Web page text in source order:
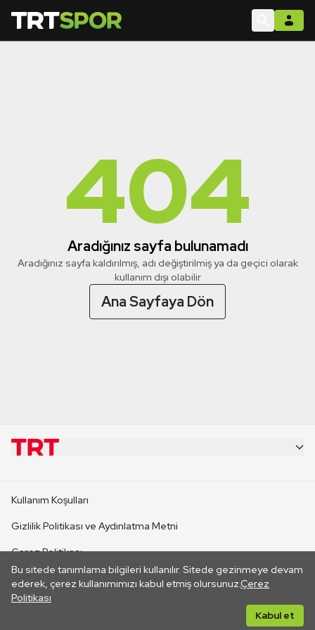
404
Aradığınız sayfa bulunamadı
Aradığınız sayfa kaldırılmış, adı değiştirilmiş ya da geçici olarak
kullanım dışı olabilir
Ana Sayfaya Dön
Bu sitede tanımlama bilgileri kullanılır. Sitede gezinmeye devam
ederek, çerez kullanımımızı kabul etmiş olursunuz.Çerez
Politikası
Kabul et
CANLI YAYINLAR
Kullanım Koşulları
Gizlilik Politikası ve Aydınlatma Metni
Çerez Politikası
İletişim
Her hakkı saklıdır. ©2026 TRT. Bağlantı yoluyla gidilen dış